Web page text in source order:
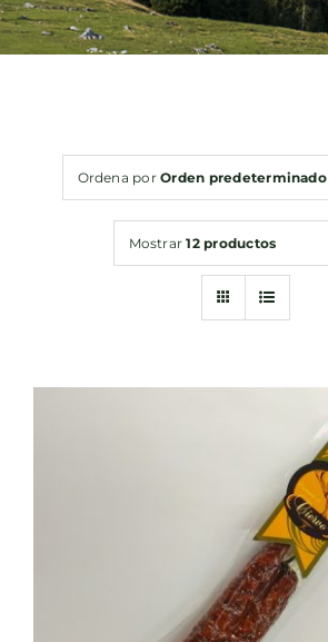
Bebidas
Ordena porOrden predeterminado
Mostrar12 productos
AÑADIR AL CARRITO